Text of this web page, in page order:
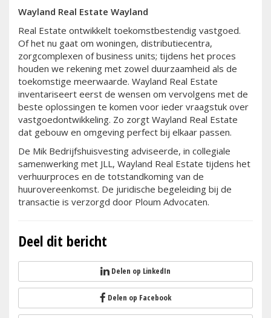
Wayland Real Estate Wayland
Real Estate ontwikkelt toekomstbestendig vastgoed.
Of het nu gaat om woningen, distributiecentra,
zorgcomplexen of business units; tijdens het proces
houden we rekening met zowel duurzaamheid als de
toekomstige meerwaarde. Wayland Real Estate
inventariseert eerst de wensen om vervolgens met de
beste oplossingen te komen voor ieder vraagstuk over
vastgoedontwikkeling. Zo zorgt Wayland Real Estate
dat gebouw en omgeving perfect bij elkaar passen.
De Mik Bedrijfshuisvesting adviseerde, in collegiale
samenwerking met JLL, Wayland Real Estate tijdens het
verhuurproces en de totstandkoming van de
huurovereenkomst. De juridische begeleiding bij de
transactie is verzorgd door Ploum Advocaten.
Deel dit bericht
Delen op LinkedIn
Delen op Facebook